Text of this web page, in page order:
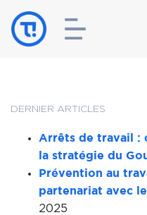
DERNIER ARTICLES
Arrêts de travail :
la stratégie du
Prévention au
partenariat avec
2025